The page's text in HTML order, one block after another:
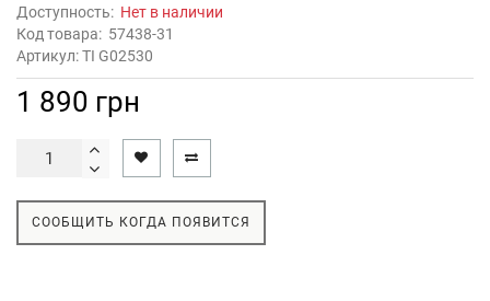
Доступность: Нет в наличии
Код товара: 57438-31
Артикул: TI G02530
1 890 грн
СООБЩИТЬ КОГДА ПОЯВИТСЯ